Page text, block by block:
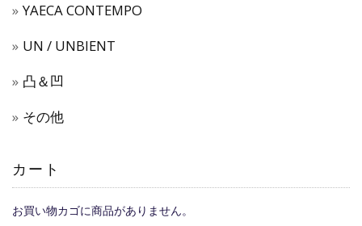
YAECA CONTEMPO
UN / UNBIENT
凸＆凹
その他
カート
お買い物カゴに商品がありません。